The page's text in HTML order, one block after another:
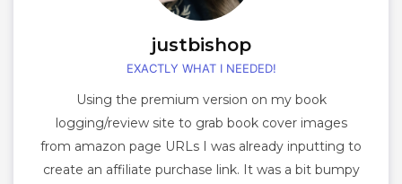
justbishop
EXACTLY WHAT I NEEDED!
Using the premium version on my book
logging/review site to grab book cover images
from amazon page URLs I was already inputting to
create an affiliate purchase link. It was a bit bumpy